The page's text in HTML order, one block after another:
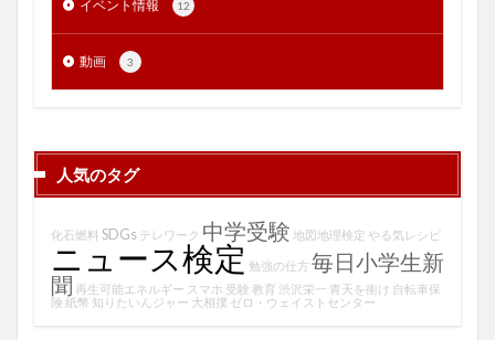
イベント情報 12
動画 3
人気のタグ
化石燃料 SDGs テレワーク 中学受験 地図地理検定 やる気レシピ
ニュース検定 勉強の仕方 毎日小学生新
聞 再生可能エネルギー スマホ 受験 教育 渋沢栄一 青天を衝け 自転車保
険 紙幣 知りたいんジャー 大相撲 ゼロ・ウェイストセンター